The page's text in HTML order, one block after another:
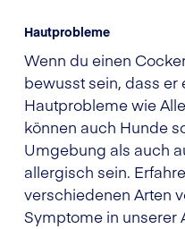
Hautprobleme
Wenn du einen
bewusst sein, dass er
Hautprobleme wie
können auch Hunde
Umgebung als auch
allergisch sein.
verschiedenen Arten
Symptome in unserer